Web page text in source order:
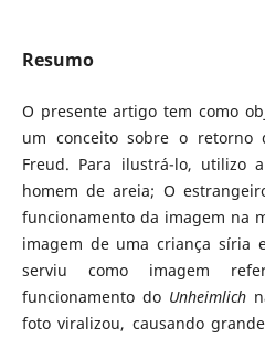
Resumo
O presente artigo tem como
um conceito sobre o retorno
Freud. Para ilustrá-lo, utilizo
homem de areia; O
funcionamento da imagem na
imagem de uma criança síria
serviu como imagem
funcionamento do Unheimlich
foto viralizou, causando